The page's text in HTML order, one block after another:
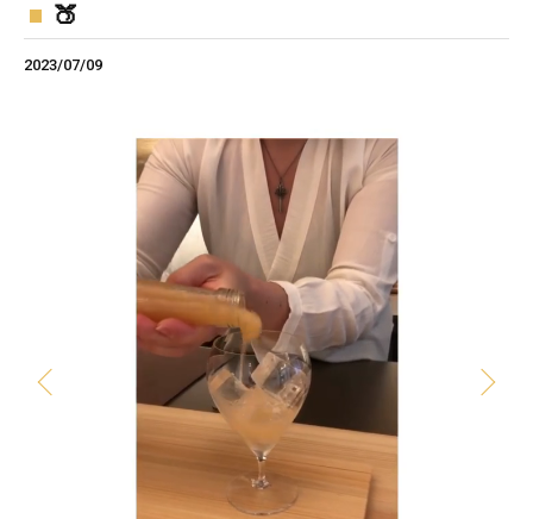
🍑
2023/07/09